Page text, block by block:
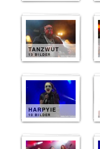
TANZWUT
13 BILDER
HARPYIE
10 BILDER